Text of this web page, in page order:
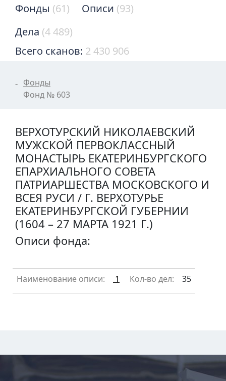
Фонды (61) Описи (93)
Дела (4 489)
Всего сканов: 2 430 906
Фонды
Фонд № 603
ВЕРХОТУРСКИЙ НИКОЛАЕВСКИЙ
МУЖСКОЙ ПЕРВОКЛАССНЫЙ
МОНАСТЫРЬ ЕКАТЕРИНБУРГСКОГО
ЕПАРХИАЛЬНОГО СОВЕТА
ПАТРИАРШЕСТВА МОСКОВСКОГО И
ВСЕЯ РУСИ / Г. ВЕРХОТУРЬЕ
ЕКАТЕРИНБУРГСКОЙ ГУБЕРНИИ
(1604 – 27 МАРТА 1921 Г.)
Описи фонда:
Наименование описи: 1 Кол-во дел: 35